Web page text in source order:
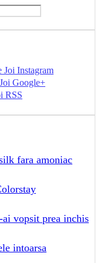
fara amoniac
ai vopsit prea inchis
intoarsa